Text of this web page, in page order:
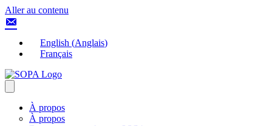
Aller au contenu
English (Anglais)
Français
À propos
À propos